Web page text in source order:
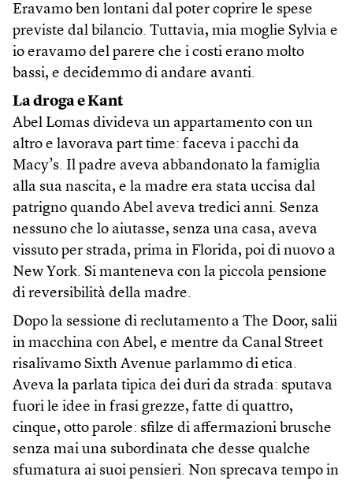
Eravamo ben lontani dal poter coprire le spese
previste dal bilancio. Tuttavia, mia moglie Sylvia e
io eravamo del parere che i costi erano molto
bassi, e decidemmo di andare avanti.
La droga e Kant
Abel Lomas divideva un appartamento con un
altro e lavorava part time: faceva i pacchi da
Macy’s. Il padre aveva abbandonato la famiglia
alla sua nascita, e la madre era stata uccisa dal
patrigno quando Abel aveva tredici anni. Senza
nessuno che lo aiutasse, senza una casa, aveva
vissuto per strada, prima in Florida, poi di nuovo a
New York. Si manteneva con la piccola pensione
di reversibilità della madre.
Dopo la sessione di reclutamento a The Door, salii
in macchina con Abel, e mentre da Canal Street
risalivamo Sixth Avenue parlammo di etica.
Aveva la parlata tipica dei duri da strada: sputava
fuori le idee in frasi grezze, fatte di quattro,
cinque, otto parole: sfilze di affermazioni brusche
senza mai una subordinata che desse qualche
sfumatura ai suoi pensieri. Non sprecava tempo in